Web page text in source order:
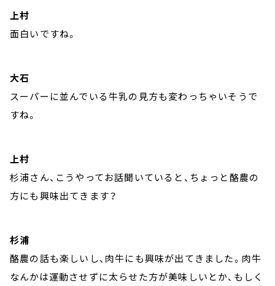
上村
面白いですね。
大石
スーパーに並んでいる牛乳の見方も変わっちゃいそうで
すね。
上村
杉浦さん、こうやってお話聞いていると、ちょっと酪農の
方にも興味出てきます？
杉浦
酪農の話も楽しいし、肉牛にも興味が出てきました。肉牛
なんかは運動させずに太らせた方が美味しいとか、もしく